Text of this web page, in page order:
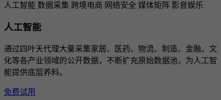
人工智能 数据采集 跨境电商 网络安全 媒体矩阵 影音娱乐
人工智能
通过四叶天代理大量采集家居、医药、物流、制造、金融、文
化等各产业领域的公开数据，不断扩充原始数据池，为人工智
能提供底层养料。
免费试用